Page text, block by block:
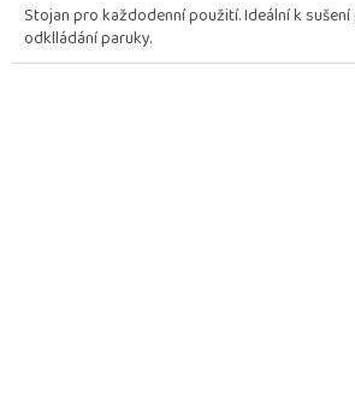
Stojan pro každodenní použití. Ideální k sušení
odklládání paruky.